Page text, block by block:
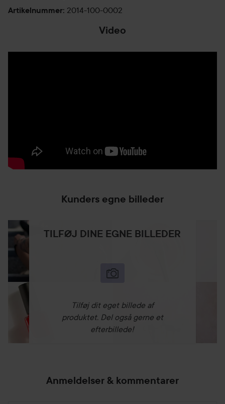
Artikelnummer: 2014-100-0002
Video
Kunders egne billeder
TILFØJ DINE EGNE BILLEDER
Tilføj dit eget billede af
produktet. Del også gerne et
efterbillede!
Anmeldelser & kommentarer